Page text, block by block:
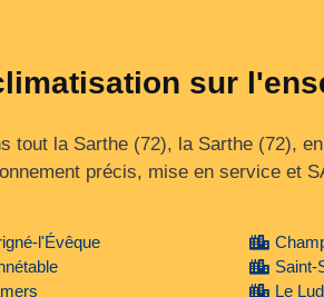
sur
tout la Sarthe (72), la Sarthe (72),
précis, mise en service et
l'Évêque
Saint-
Le